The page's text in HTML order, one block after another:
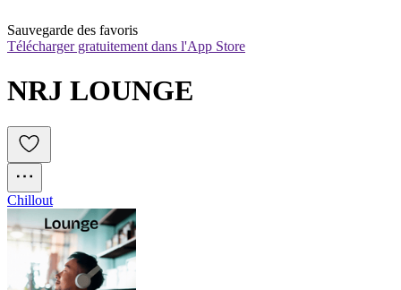
Sauvegarde des favoris
Télécharger gratuitement dans l'App Store
NRJ LOUNGE
Chillout